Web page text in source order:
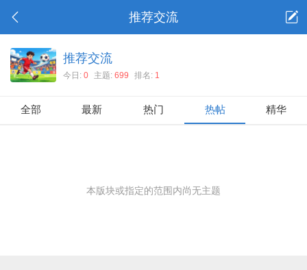
推荐交流
推荐交流
今日: 0 主题: 699 排名: 1
全部 最新 热门 热帖 精华
本版块或指定的范围内尚无主题